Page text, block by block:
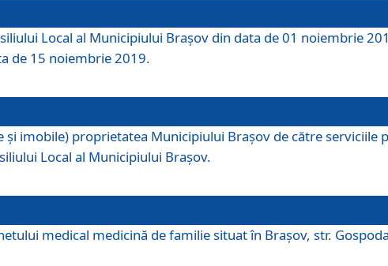
Local al Municipiului Brașov din data de 01 noiembrie
de 15 noiembrie 2019.
imobile) proprietatea Municipiului Brașov de către serviciile
Local al Municipiului Brașov.
medical medicină de familie situat în Braşov, str.